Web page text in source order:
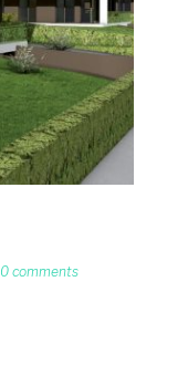
0 comments